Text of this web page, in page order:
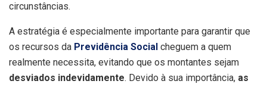
circunstâncias.
A estratégia é especialmente importante para garantir que
os recursos da Previdência Social cheguem a quem
realmente necessita, evitando que os montantes sejam
desviados indevidamente. Devido à sua importância, as